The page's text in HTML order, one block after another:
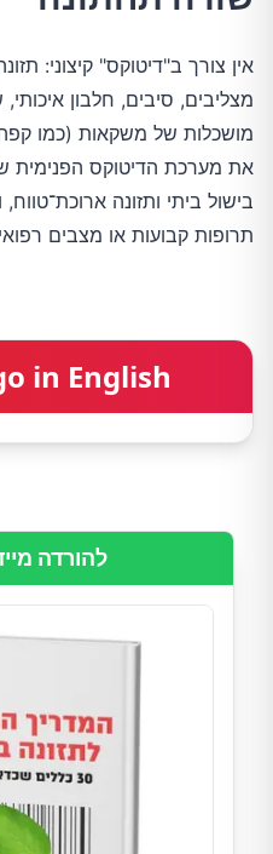
אין צורך ב"דיטוקס" קיצוני:
מצליבים, סיבים, חלבון
מושכלות של משקאות (כמו
את מערכת הדיטוקס הפנימית
בישול ביתי ותזונה
תרופות קבועות או מצבים
in English
להורדה